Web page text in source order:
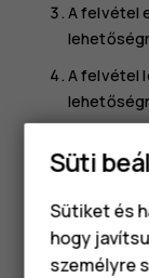
A felvétel
A felvétel
aFénykép
Süti
Sütiket és
hogy
személyre